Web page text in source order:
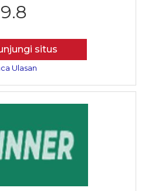
9.8
situs
Ulasan